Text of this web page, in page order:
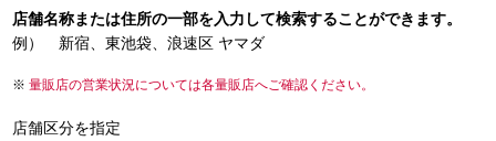
店舗名称または住所の一部を入力して検索することができます。
例） 新宿、東池袋、浪速区 ヤマダ
量販店の営業状況については各量販店へご確認ください。
店舗区分を指定